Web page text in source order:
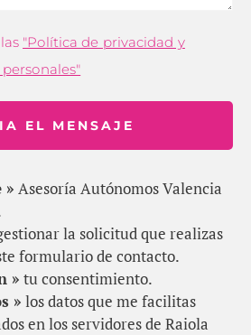
"Política de privacidad y
EL MENSAJE
» Asesoría Autónomos Valencia
la solicitud que realizas
formulario de contacto.
» tu consentimiento.
» los datos que me facilitas
en los servidores de Raiola